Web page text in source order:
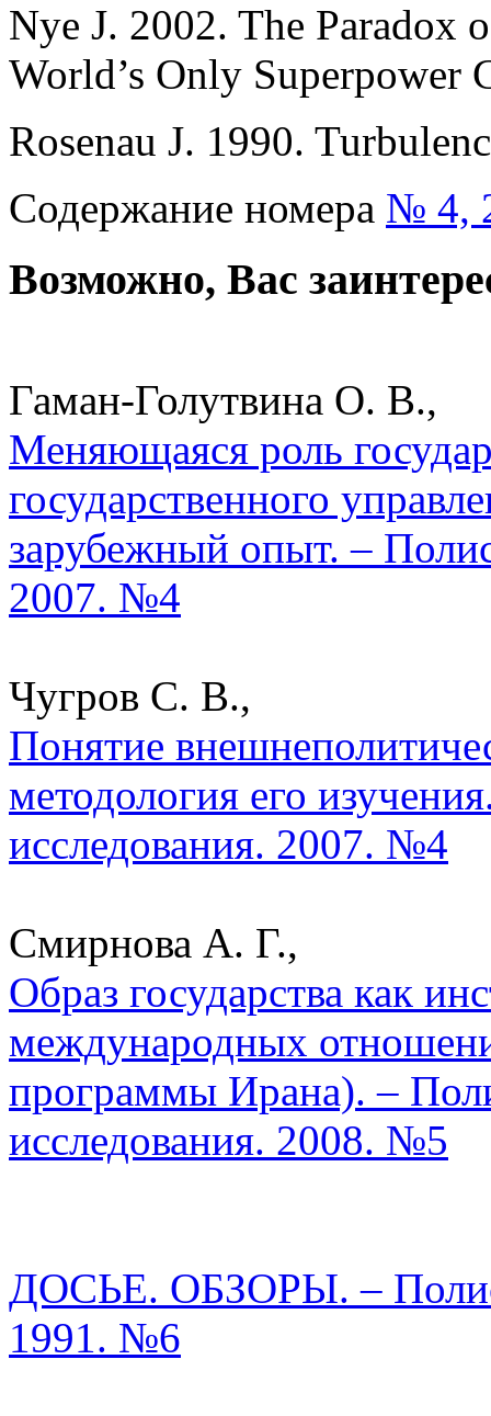
Nye J. 2002. The Рaradox
World’s Only Superpower
Rosenau J. 1990.
Содержание номера № 4,
Возможно, Вас
Гаман-Голутвина О. В.,
Меняющаяся роль
государственного
зарубежный опыт. –
2007. №4
Чугров С. В.,
Понятие
методология его
исследования. 2007. №4
Смирнова А. Г.,
Образ государства как
международных
программы Ирана). –
исследования. 2008. №5
ДОСЬЕ. ОБЗОРЫ. –
1991. №6